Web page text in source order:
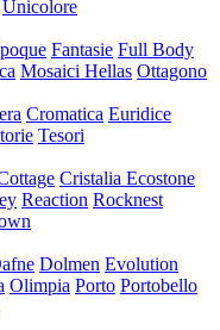
Unicolore
Fantasie Full Body
Mosaici Hellas Ottagono
Cromatica Euridice
Tesori
Cristalia Ecostone
Reaction Rocknest
Dolmen Evolution
Olimpia Porto Portobello